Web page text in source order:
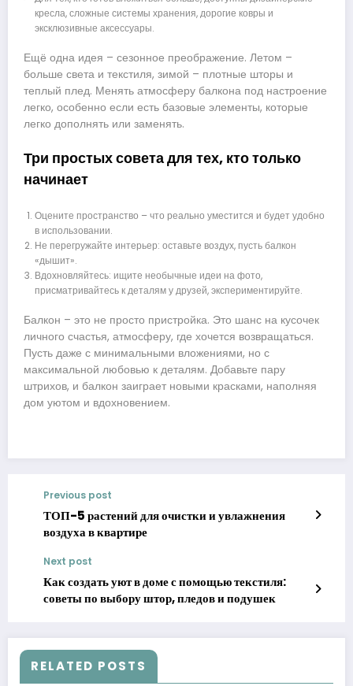
кресла, сложные системы хранения, дорогие ковры и
эксклюзивные аксессуары.
Ещё одна идея – сезонное преображение. Летом –
больше света и текстиля, зимой – плотные шторы и
теплый плед. Менять атмосферу балкона под настроение
легко, особенно если есть базовые элементы, которые
легко дополнять или заменять.
Три простых совета для тех, кто только
начинает
Оцените пространство – что реально уместится и будет удобно
в использовании.
Не перегружайте интерьер: оставьте воздух, пусть балкон
«дышит».
Вдохновляйтесь: ищите необычные идеи на фото,
присматривайтесь к деталям у друзей, экспериментируйте.
Балкон – это не просто пристройка. Это шанс на кусочек
личного счастья, атмосферу, где хочется возвращаться.
Пусть даже с минимальными вложениями, но с
максимальной любовью к деталям. Добавьте пару
штрихов, и балкон заиграет новыми красками, наполняя
дом уютом и вдохновением.
Previous post
ТОП-5 растений для очистки и увлажнения
воздуха в квартире
Next post
Как создать уют в доме с помощью текстиля:
советы по выбору штор, пледов и подушек
RELATED POSTS